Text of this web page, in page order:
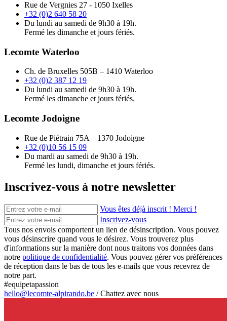
Rue de Vergnies 27 - 1050 Ixelles
+32 (0)2 640 58 20
Du lundi au samedi de 9h30 à 19h.
Fermé les dimanche et jours fériés.
Lecomte Waterloo
Ch. de Bruxelles 505B – 1410 Waterloo
+32 (0)2 387 12 19
Du lundi au samedi de 9h30 à 19h.
Fermé les dimanche et jours fériés.
Lecomte Jodoigne
Rue de Piétrain 75A – 1370 Jodoigne
+32 (0)10 56 15 09
Du mardi au samedi de 9h30 à 19h.
Fermé les lundi, dimanche et jours fériés.
Inscrivez-vous à notre newsletter
Vous êtes déjà inscrit ! Merci !
Inscrivez-vous
Tous nos envois comportent un lien de désinscription. Vous pouvez
vous désinscrire quand vous le désirez. Vous trouverez plus
d'informations sur la manière dont nous traitons vos données dans
notre politique de confidentialité. Vous pouvez gérer vos préférences
de réception dans le bas de tous les e-mails que vous recevrez de
notre part.
#equipetapassion
hello@lecomte-alpirando.be /Chattez avec nous